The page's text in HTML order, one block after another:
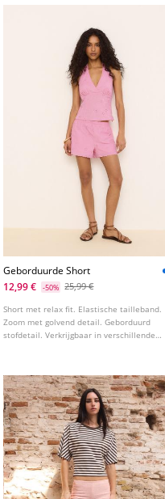
Geborduurde Short
12,99 €
-50% 25,99 €
Short met relax fit. Elastische tailleband.
Zoom met golvend detail. Geborduurd
stofdetail. Verkrijgbaar in verschillende